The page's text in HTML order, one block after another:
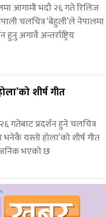
आगामी भदौ २६ गते रिलिज
चलचित्र ‘बेहुली’ले नेपालमा
हुनु अगावै अन्तर्राष्ट्रिय
शीर्ष गीत
गतेबाट प्रदर्शन हुने चलचित्र
भनेकै यस्तो होला’को शीर्ष गीत
भएको छ